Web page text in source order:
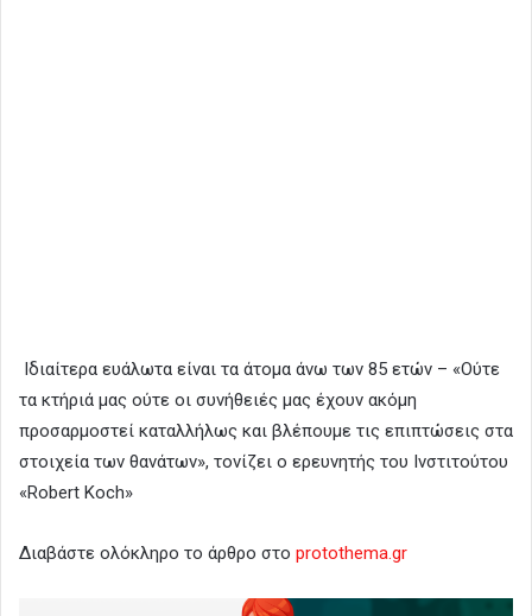
Ιδιαίτερα ευάλωτα είναι τα άτομα άνω των 85 ετών – «Ούτε
τα κτήριά μας ούτε οι συνήθειές μας έχουν ακόμη
προσαρμοστεί καταλλήλως και βλέπουμε τις επιπτώσεις στα
στοιχεία των θανάτων», τονίζει ο ερευνητής του Ινστιτούτου
«Robert Koch»
Διαβάστε ολόκληρο το άρθρο στο protothema.gr